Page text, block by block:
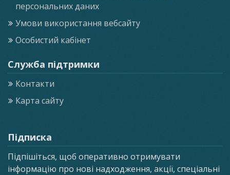
персональних даних
Умови використання вебсайту
Особистий кабінет
Служба підтримки
Контакти
Карта сайту
Підписка
Підпішіться, щоб оперативно отримувати
інформацію про нові надходження, акції, спеціальні